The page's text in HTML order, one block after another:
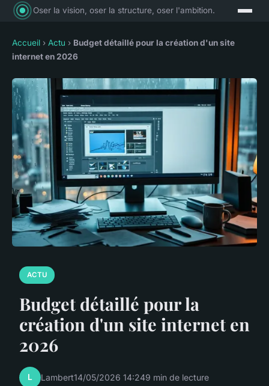
Oser la vision, oser la structure, oser l'ambition.
Accueil › Actu › Budget détaillé pour la création d'un site
internet en 2026
ACTU
Budget détaillé pour la
création d'un site internet en
2026
L Lambert14/05/2026 14:249 min de lecture